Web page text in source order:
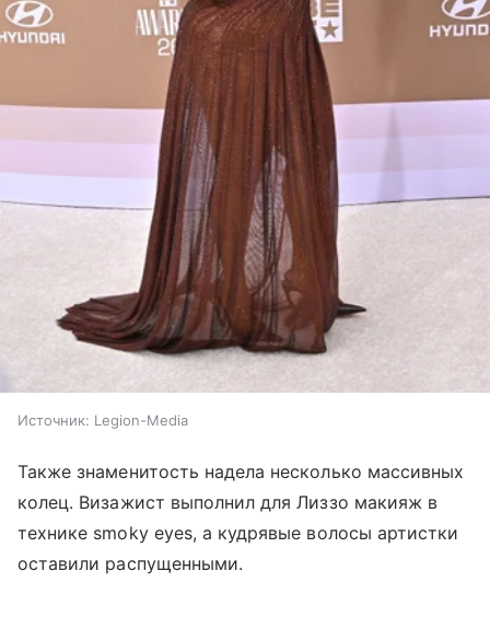
Источник: Legion-Media
Также знаменитость надела несколько массивных
колец. Визажист выполнил для Лиззо макияж в
технике smoky eyes, а кудрявые волосы артистки
оставили распущенными.